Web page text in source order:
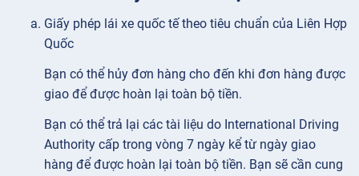
Giấy phép lái xe quốc tế theo tiêu chuẩn của Liên Hợp
Quốc
Bạn có thể hủy đơn hàng cho đến khi đơn hàng được
giao để được hoàn lại toàn bộ tiền.
Bạn có thể trả lại các tài liệu do International Driving
Authority cấp trong vòng 7 ngày kể từ ngày giao
hàng để được hoàn lại toàn bộ tiền. Bạn sẽ cần cung